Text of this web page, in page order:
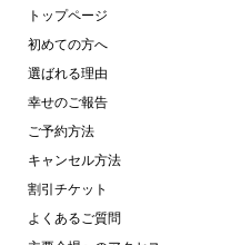
トップページ
初めての方へ
選ばれる理由
幸せのご報告
ご予約方法
キャンセル方法
割引チケット
よくあるご質問